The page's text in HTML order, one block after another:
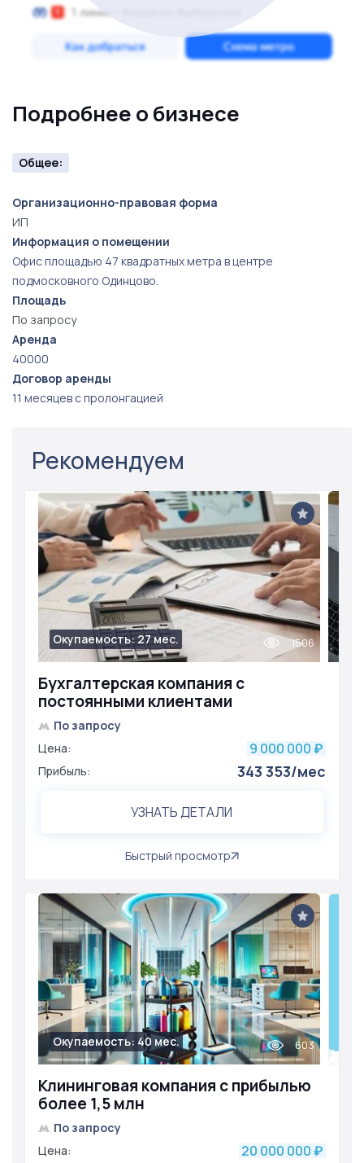
Подробнее о бизнесе
Общее:
Организационно-правовая форма
ИП
Информация о помещении
Офис площадью 47 квадратных метра в центре
подмосковного Одинцово.
Площадь
По запросу
Аренда
40000
Договор аренды
11 месяцев с пролонгацией
Рекомендуем
Бухгалтерская компания с
постоянными клиентами
Окупаемость: 27 мес. 1506
По запросу
Цена:
9 000 000 ₽
Прибыль: 343 353/мес
УЗНАТЬ ДЕТАЛИ
Быстрый просмотр
Клининговая компания с прибылью
более 1,5 млн
Окупаемость: 40 мес. 603
По запросу
Цена:
20 000 000 ₽